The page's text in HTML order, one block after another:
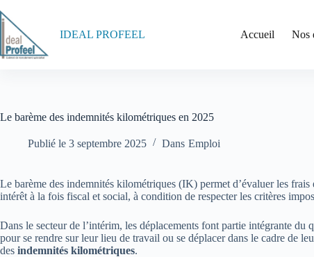
au
contenu
IDEAL PROFEEL Accueil Nos
Le barème des indemnités kilométriques en 2025
Publié le 3 septembre 2025 Dans Emploi
Le barème des indemnités kilométriques (IK) permet d’évaluer les
intérêt à la fois fiscal et social, à condition de respecter les critères
Dans le secteur de l’intérim, les déplacements font partie intégrante
pour se rendre sur leur lieu de travail ou se déplacer dans le cadre de
des indemnités kilométriques.